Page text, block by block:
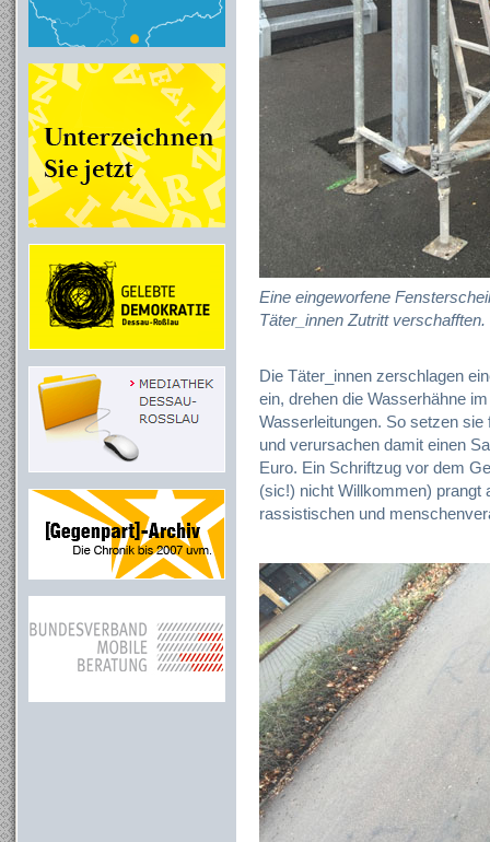
Eine eingeworfene
Täter_innen Zutritt verschafften.
Die Täter_innen zerschlagen
ein, drehen die Wasserhähne
Wasserleitungen. So setzen
und verursachen damit einen
Euro. Ein Schriftzug vor dem
(sic!) nicht Willkommen) prangt
rassistischen und